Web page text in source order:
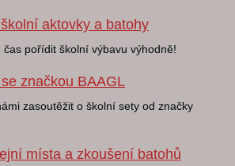
aktovky a batohy
čas pořídit školní výbavu výhodně!
značkou BAAGL
zasoutěžit o školní sety od značky
místa a zkoušení batohů